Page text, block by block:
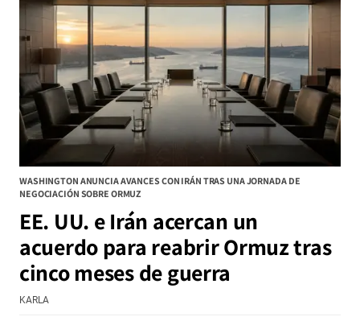
WASHINGTON ANUNCIA AVANCES CON IRÁN TRAS UNA JORNADA DE
NEGOCIACIÓN SOBRE ORMUZ
EE. UU. e Irán acercan un
acuerdo para reabrir Ormuz tras
cinco meses de guerra
KARLA